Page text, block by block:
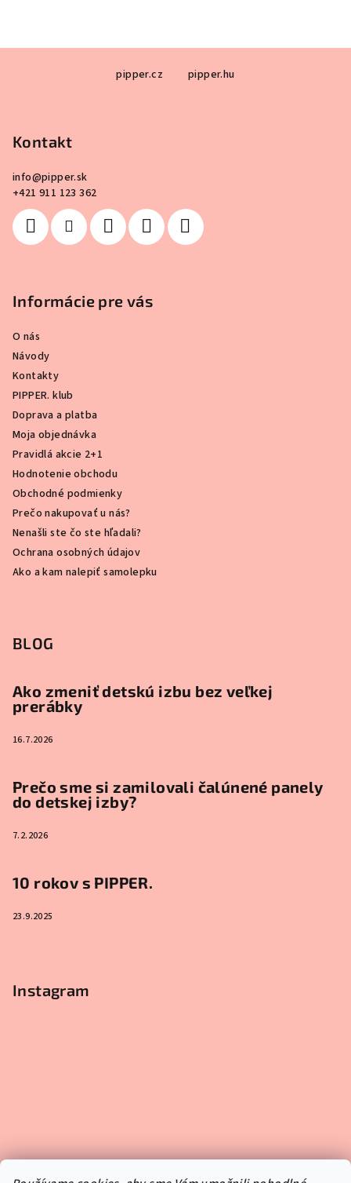
pipper.cz pipper.hu
Kontakt
info@pipper.sk
+421 911 123 362
Informácie pre vás
O nás
Návody
Kontakty
PIPPER. klub
Doprava a platba
Moja objednávka
Pravidlá akcie 2+1
Hodnotenie obchodu
Obchodné podmienky
Prečo nakupovať u nás?
Nenašli ste čo ste hľadali?
Ochrana osobných údajov
Ako a kam nalepiť samolepku
BLOG
Ako zmeniť detskú izbu bez veľkej
prerábky
16.7.2026
Prečo sme si zamilovali čalúnené panely
do detskej izby?
7.2.2026
10 rokov s PIPPER.
23.9.2025
Instagram